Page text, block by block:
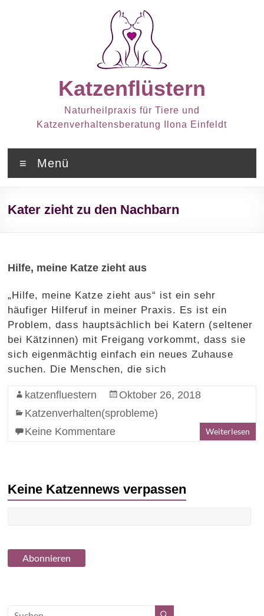
Katzenflüstern
Naturheilpraxis für Tiere und
Katzenverhaltensberatung Ilona Einfeldt
Menü
Kater zieht zu den Nachbarn
Hilfe, meine Katze zieht aus
„Hilfe, meine Katze zieht aus“ ist ein sehr
häufiger Hilferuf in meiner Praxis. Es ist ein
Problem, dass hauptsächlich bei Katern (seltener
bei Kätzinnen) mit Freigang vorkommt, dass sie
sich eigenmächtig einfach ein neues Zuhause
suchen. Die Menschen, die sich
katzenfluestern
Oktober 26, 2018
Katzenverhalten(sprobleme)
Keine Kommentare
Weiterlesen
Keine Katzennews verpassen